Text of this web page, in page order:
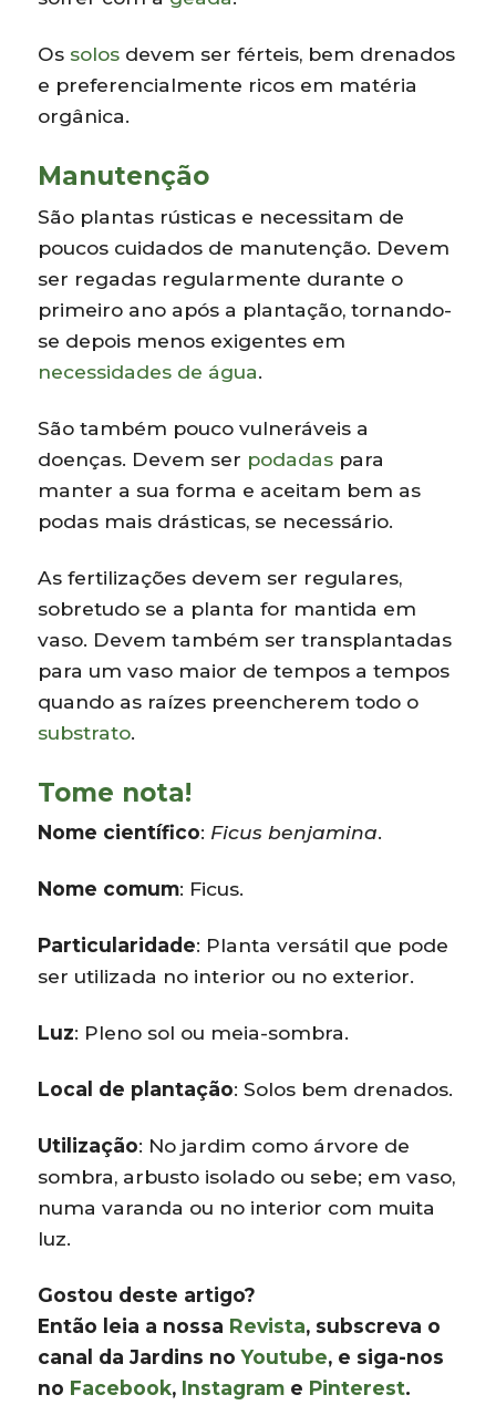
Os solos devem ser férteis, bem drenados
e preferencialmente ricos em matéria
orgânica.
Manutenção
São plantas rústicas e necessitam de
poucos cuidados de manutenção. Devem
ser regadas regularmente durante o
primeiro ano após a plantação, tornando-
se depois menos exigentes em
necessidades de água.
São também pouco vulneráveis a
doenças. Devem ser podadas para
manter a sua forma e aceitam bem as
podas mais drásticas, se necessário.
As fertilizações devem ser regulares,
sobretudo se a planta for mantida em
vaso. Devem também ser transplantadas
para um vaso maior de tempos a tempos
quando as raízes preencherem todo o
substrato.
Tome nota!
Nome científico: Ficus benjamina.
Nome comum: Ficus.
Particularidade: Planta versátil que pode
ser utilizada no interior ou no exterior.
Luz: Pleno sol ou meia-sombra.
Local de plantação: Solos bem drenados.
Utilização: No jardim como árvore de
sombra, arbusto isolado ou sebe; em vaso,
numa varanda ou no interior com muita
luz.
Gostou deste artigo?
Então leia a nossa Revista, subscreva o
canal da Jardins noYoutube, e siga-nos
no Facebook, Instagram e Pinterest.